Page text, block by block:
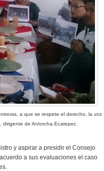
a que se respete el derecho, la voz
de Antorcha Ecatepec.
y aspirar a presidir el Consejo
a sus evaluaciones el caso